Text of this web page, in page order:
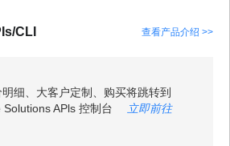
CLI 查看产品介绍 >>
细、大客户定制、购买将跳转到
APls 控制台
立即前往